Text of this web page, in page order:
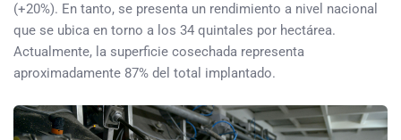
(+20%). En tanto, se presenta un rendimiento a nivel nacional
que se ubica en torno a los 34 quintales por hectárea.
Actualmente, la superficie cosechada representa
aproximadamente 87% del total implantado.